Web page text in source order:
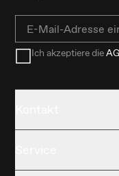
Email
Ich akzeptiere die